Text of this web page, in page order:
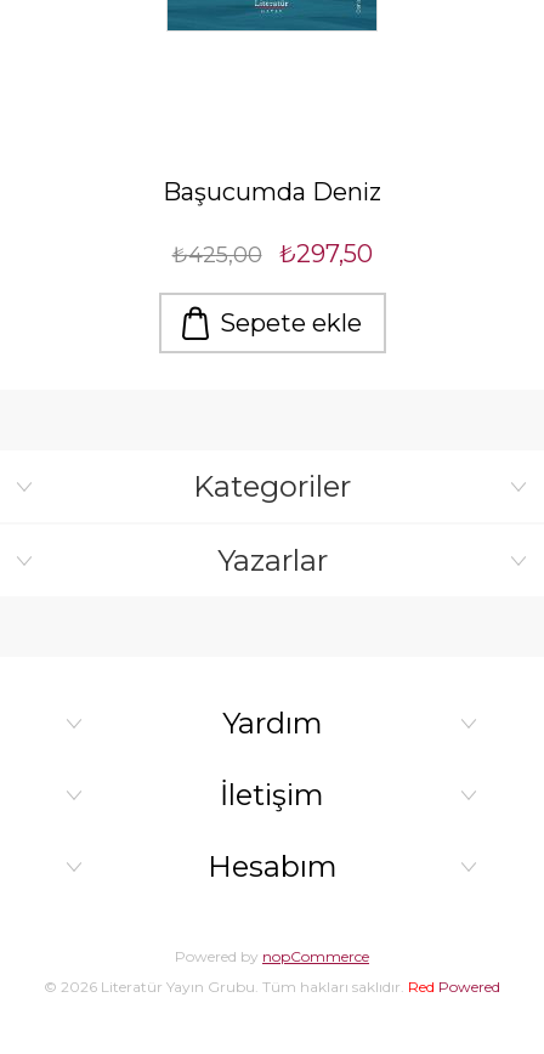
Başucumda Deniz
₺425,00 ₺297,50
Sepete ekle
Kategoriler
Yazarlar
Yardım
İletişim
Hesabım
Powered by nopCommerce
© 2026 Literatür Yayın Grubu. Tüm hakları saklıdır. Red Powered